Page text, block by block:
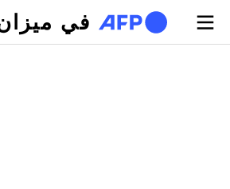
تجاوز إلى المحتوى الرئيسي
في
التبويبات الأساسية